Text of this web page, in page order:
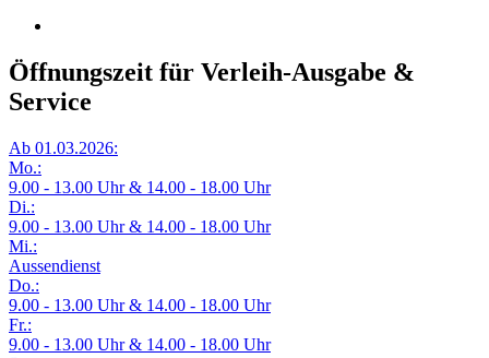
Öffnungszeit für Verleih-Ausgabe &
Service
Ab 01.03.2026:
Mo.:
9.00 - 13.00 Uhr & 14.00 - 18.00 Uhr
Di.:
9.00 - 13.00 Uhr & 14.00 - 18.00 Uhr
Mi.:
Aussendienst
Do.:
9.00 - 13.00 Uhr & 14.00 - 18.00 Uhr
Fr.:
9.00 - 13.00 Uhr & 14.00 - 18.00 Uhr